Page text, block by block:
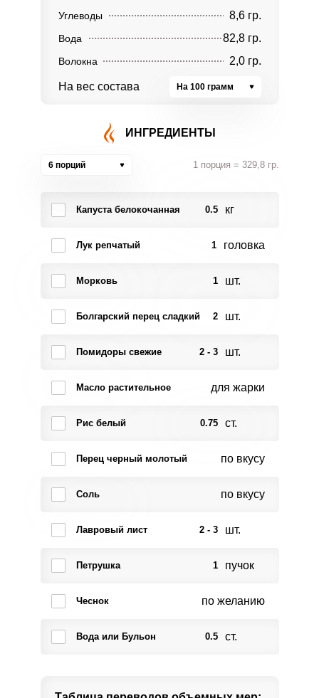
Углеводы 8,6 гр.
Вода 82,8 гр.
Волокна 2,0 гр.
На вес состава На 100 грамм
ИНГРЕДИЕНТЫ
6 порций 1 порция = 329,8 гр.
Капуста белокочанная 0.5 кг
Лук репчатый 1 головка
Морковь 1 шт.
Болгарский перец сладкий 2 шт.
Помидоры свежие 2 - 3 шт.
Масло растительное для жарки
Рис белый 0.75 ст.
Перец черный молотый по вкусу
Соль по вкусу
Лавровый лист 2 - 3 шт.
Петрушка 1 пучок
Чеснок по желанию
Вода или Бульон 0.5 ст.